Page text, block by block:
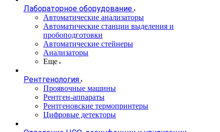
Лабораторное оборудование
Автоматические анализаторы
Автоматические станции выделения и
пробоподготовки
Автоматические стейнеры
Анализаторы
Еще
Рентгенология
Проявочные машины
Рентген-аппараты
Рентгеновские термопринтеры
Цифровые детекторы